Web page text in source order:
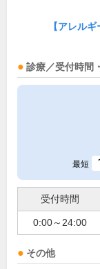
【アレル
診療／受付時間
最短
受付時間
0:00～24:00
その他